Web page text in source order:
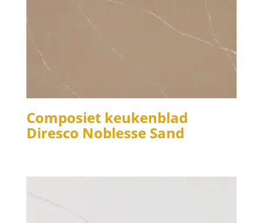
Composiet keukenblad
Diresco Noblesse Sand